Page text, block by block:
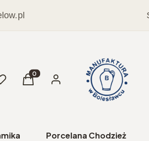
UlubioneProdukty w koszyku: 0. Zobacz
Koszyk Zaloguj się
Porcelana Chodzież